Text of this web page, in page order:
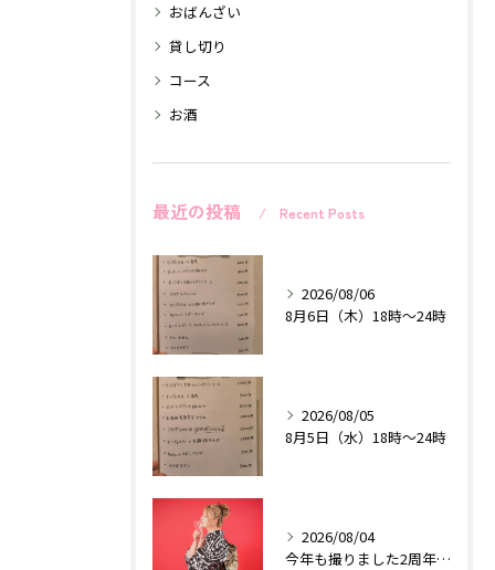
おばんざい
貸し切り
コース
お酒
最近の投稿 Recent Posts
2026/08/06
8月6日（木）18時〜24時
2026/08/05
8月5日（水）18時〜24時
2026/08/04
今年も撮りました2周年記念作品♡